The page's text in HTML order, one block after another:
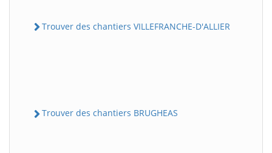
Trouver des chantiers VILLEFRANCHE-D'ALLIER
Trouver des chantiers BRUGHEAS